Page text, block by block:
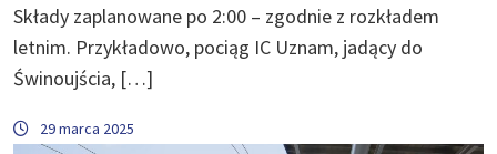
Składy zaplanowane po 2:00 – zgodnie z rozkładem
letnim. Przykładowo, pociąg IC Uznam, jadący do
Świnoujścia, […]
29 marca 2025